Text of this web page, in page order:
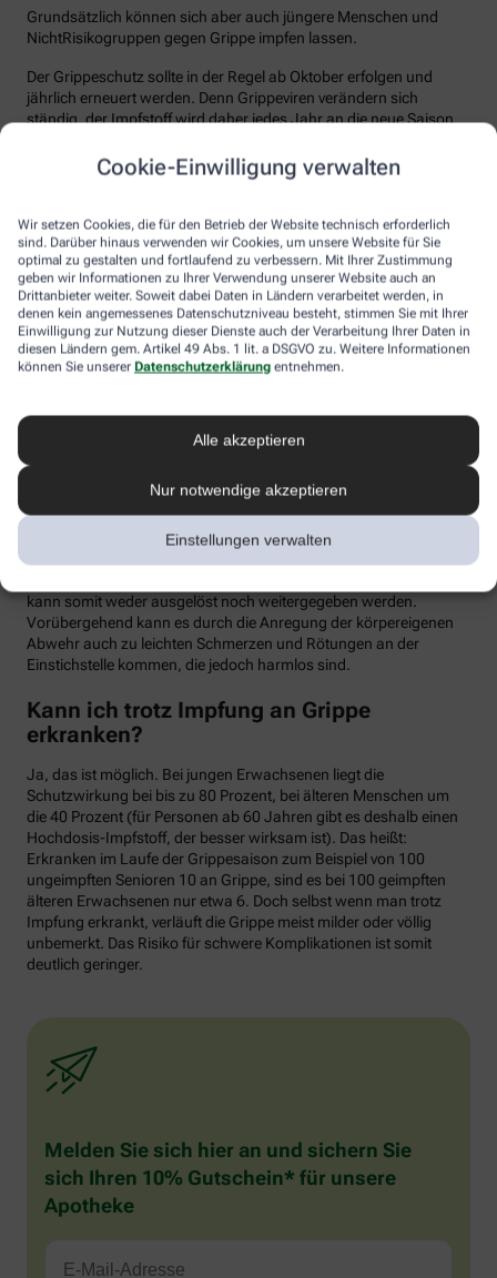
Cookie-Einwilligung verwalten
Wir setzen Cookies, die für den Betrieb der Website technisch erforderlich
sind. Darüber hinaus verwenden wir Cookies, um unsere Website für Sie
optimal zu gestalten und fortlaufend zu verbessern. Mit Ihrer Zustimmung
geben wir Informationen zu Ihrer Verwendung unserer Website auch an
Drittanbieter weiter. Soweit dabei Daten in Ländern verarbeitet werden, in
denen kein angemessenes Datenschutzniveau besteht, stimmen Sie mit Ihrer
Einwilligung zur Nutzung dieser Dienste auch der Verarbeitung Ihrer Daten in
diesen Ländern gem. Artikel 49 Abs. 1 lit. a DSGVO zu. Weitere Informationen
können Sie unserer Datenschutzerklärung entnehmen.
Alle akzeptieren
Nur notwendige akzeptieren
Einstellungen verwalten
Grundsätzlich können sich aber auch jüngere Menschen und
NichtRisikogruppen gegen Grippe impfen lassen.
Der Grippeschutz sollte in der Regel ab Oktober erfolgen und
jährlich erneuert werden. Denn Grippeviren verändern sich
ständig, der Impfstoff wird daher jedes Jahr an die neue Saison
der Körper einen ausreichenden Schutz vor einer Ansteckung
aufgebaut hat. Auch eine spätere Impfung zu Beginn des Jahres
Wie sicher ist der Impfstoff?
Jeder Grippeimpfstoff, der in Deutschland verwendet wird, muss
ein streng reguliertes Zulassungsverfahren durchlaufen. Hierbei
muss die Qualität, Wirksamkeit und Verträglichkeit in
wissenschaftlichen Studien nachgewiesen werden. Die Freigabe
erfolgt nach weiteren Prüfungen schließlich durch das Paul-
der Freigabe stetig weiter beobachtet.
Die Grippeimpfung ist in aller Regel gut verträglich. In den ersten
Frösteln oder Kopf- und Gliederschmerzen auftreten, die aber
meist binnen weniger Tage wieder abklingen. Mit einer Grippe
haben die Symptome allerdings nichts zu tun. Denn üblicherweise
kann somit weder ausgelöst noch weitergegeben werden.
Vorübergehend kann es durch die Anregung der körpereigenen
Abwehr auch zu leichten Schmerzen und Rötungen an der
Einstichstelle kommen, die jedoch harmlos sind.
Kann ich trotz Impfung an Grippe
erkranken?
Ja, das ist möglich. Bei jungen Erwachsenen liegt die
Schutzwirkung bei bis zu 80 Prozent, bei älteren Menschen um
die 40 Prozent (für Personen ab 60 Jahren gibt es deshalb einen
Hochdosis-Impfstoff, der besser wirksam ist). Das heißt:
Erkranken im Laufe der Grippesaison zum Beispiel von 100
ungeimpften Senioren 10 an Grippe, sind es bei 100 geimpften
älteren Erwachsenen nur etwa 6. Doch selbst wenn man trotz
Impfung erkrankt, verläuft die Grippe meist milder oder völlig
unbemerkt. Das Risiko für schwere Komplikationen ist somit
deutlich geringer.
Melden Sie sich hier an und sichern Sie
sich Ihren 10% Gutschein* für unsere
Apotheke